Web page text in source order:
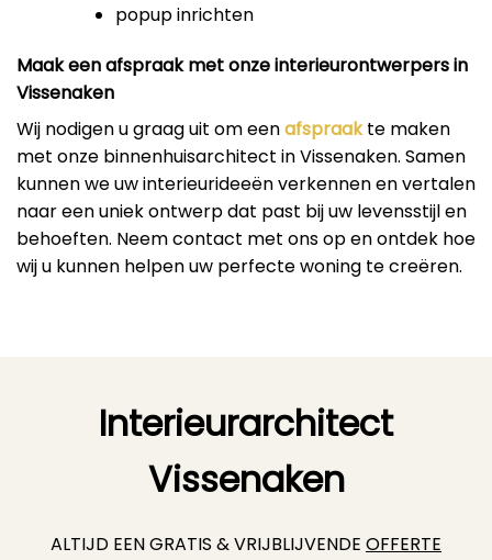
popup inrichten
Maak een afspraak met onze interieurontwerpers in
Vissenaken
Wij nodigen u graag uit om eenafspraakte maken
met onze binnenhuisarchitect in Vissenaken. Samen
kunnen we uw interieurideeën verkennen en vertalen
naar een uniek ontwerp dat past bij uw levensstijl en
behoeften. Neem contact met ons op en ontdek hoe
wij u kunnen helpen uw perfecte woning te creëren.
Interieurarchitect
Vissenaken
ALTIJD EEN GRATIS & VRIJBLIJVENDE OFFERTE